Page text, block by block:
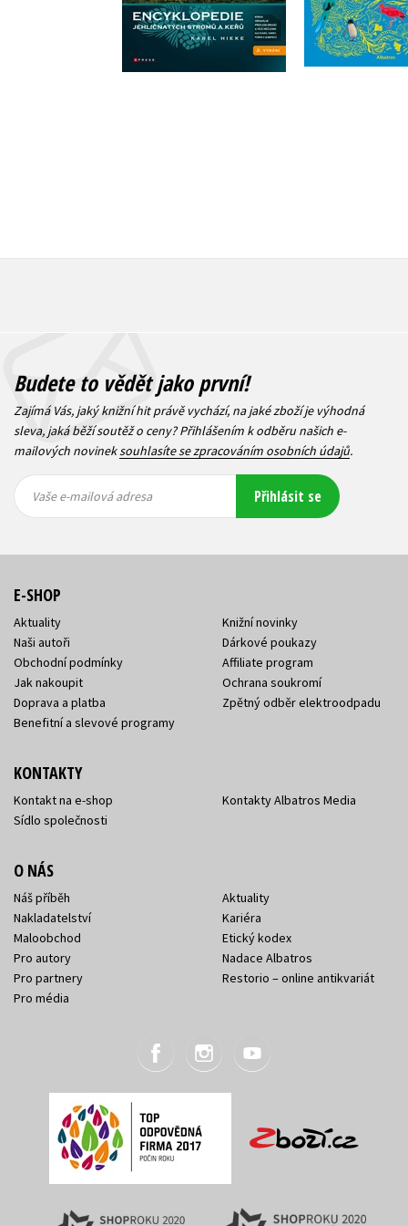
Do košíku Do
Budete to vědět jako první!
Zajímá Vás, jaký knižní hit právě vychází, na jaké zboží je výhodná
sleva, jaká běží soutěž o ceny? Přihlášením k odběru našich e-
mailových novineksouhlasíte se zpracováním osobních údajů.
mailová
mailová
Vaše e-mailová adresa Přihlásit se
E-SHOP
Aktuality
Naši autoři
Obchodní podmínky
Jak nakoupit
Doprava a platba
Benefitní a slevové programy
Knižní novinky
Dárkové poukazy
Affiliate program
Ochrana soukromí
Zpětný odběr elektroodpadu
KONTAKTY
Kontakt na e-shop
Sídlo společnosti
Kontakty Albatros Media
O NÁS
Náš příběh
Nakladatelství
Maloobchod
Pro autory
Pro partnery
Pro média
Aktuality
Kariéra
Etický kodex
Nadace Albatros
Restorio – online antikvariát